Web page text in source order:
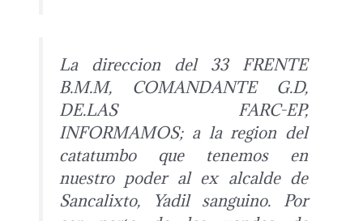
La direccion del 33 FRENTE
B.M.M, COMANDANTE G.D,
DE.LAS FARC-EP,
INFORMAMOS; a la region del
catatumbo que tenemos en
nuestro poder al ex alcalde de
Sancalixto, Yadil sanguino. Por